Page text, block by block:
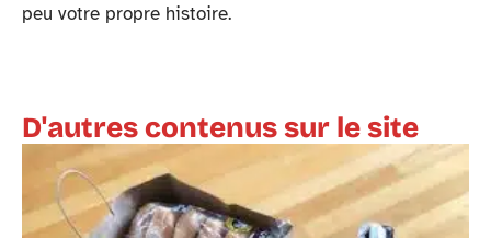
peu votre propre histoire.
D'autres contenus sur le site